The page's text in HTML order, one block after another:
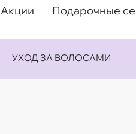
98
Акции Подарочные
УХОД ЗА ВОЛОСАМИ